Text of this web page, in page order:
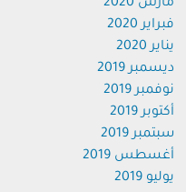
مارس 2020
فبراير 2020
يناير 2020
ديسمبر 2019
نوفمبر 2019
أكتوبر 2019
سبتمبر 2019
أغسطس 2019
يوليو 2019